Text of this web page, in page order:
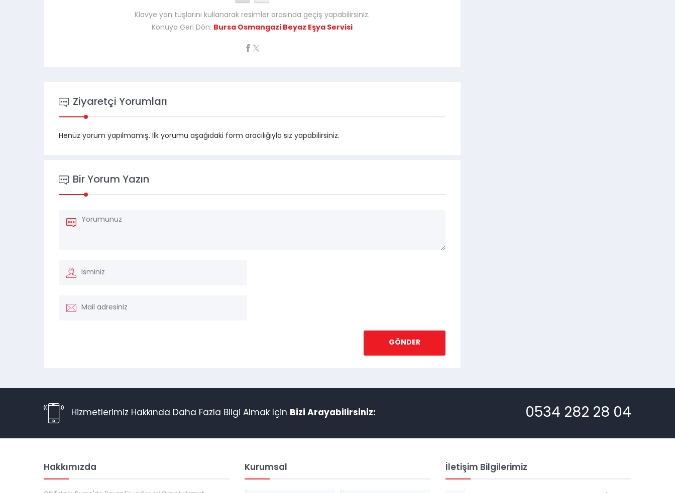
Klavye yön tuşlarını kullanarak resimler arasında geçiş yapabilirsiniz.
Konuya Geri Dön: Bursa Osmangazi Beyaz Eşya Servisi
Ziyaretçi Yorumları
Henüz yorum yapılmamış. İlk yorumu aşağıdaki form aracılığıyla siz yapabilirsiniz.
Bir Yorum Yazın
Hizmetlerimiz Hakkında Daha Fazla Bilgi Almak İçin Bizi Arayabilirsiniz: 0534 282 28 04
Hakkımızda Kurumsal İletişim Bilgilerimiz